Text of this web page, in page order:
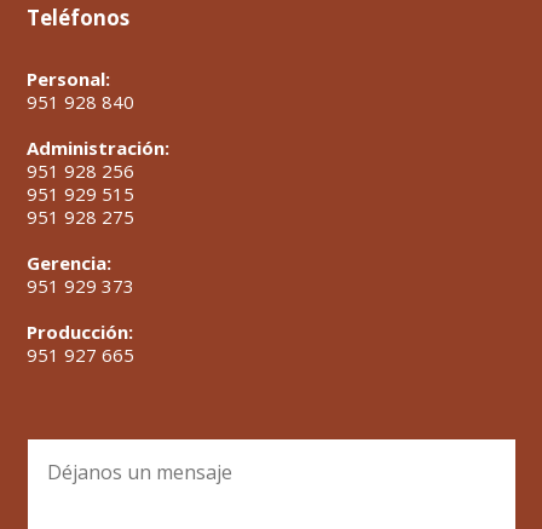
Teléfonos
Personal:
951 928 840
Administración:
951 928 256
951 929 515
951 928 275
Gerencia:
951 929 373
Producción:
951 927 665